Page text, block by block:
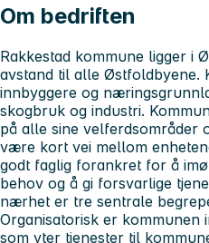
Om bedriften
Rakkestad kommune ligger i
avstand til alle Østfoldbyene.
innbyggere og
skogbruk og industri.
på alle sine velferdsområder
være kort vei mellom
godt faglig forankret for å
behov og å gi forsvarlige
nærhet er tre sentrale
Organisatorisk er
som yter tjenester til